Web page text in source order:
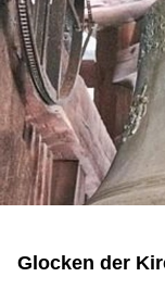
Glocken der